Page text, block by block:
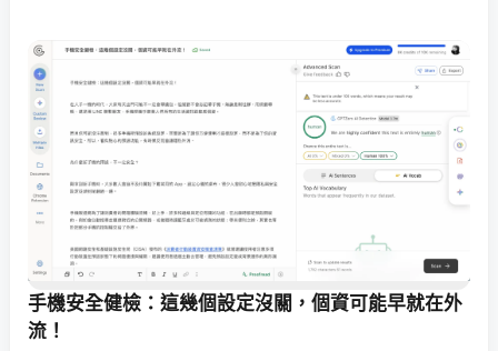
手機安全健檢：這幾個設定沒關，個資可能早就在外
流！